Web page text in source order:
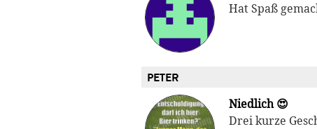
Hat Spaß
PETER
Niedlich 😍
Drei kurze